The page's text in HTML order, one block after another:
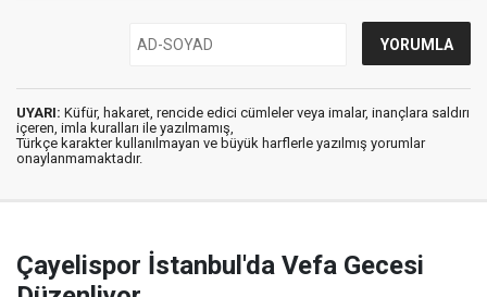
UYARI: Küfür, hakaret, rencide edici cümleler veya imalar, inançlara saldırı
içeren, imla kuralları ile yazılmamış,
Türkçe karakter kullanılmayan ve büyük harflerle yazılmış yorumlar
onaylanmamaktadır.
Çayelispor İstanbul'da Vefa Gecesi